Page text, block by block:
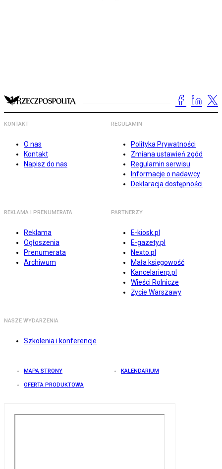
KONTAKT
O nas
Kontakt
Napisz do nas
REGULAMIN
Polityka Prywatności
Zmiana ustawień zgód
Regulamin serwisu
Informacje o nadawcy
Deklaracja dostępności
REKLAMA I PRENUMERATA
Reklama
Ogłoszenia
Prenumerata
Archiwum
PARTNERZY
E-kiosk.pl
E-gazety.pl
Nexto.pl
Mała księgowość
Kancelarierp.pl
Wieści Rolnicze
Życie Warszawy
NASZE WYDARZENIA
Szkolenia i konferencje
MAPA STRONY KALENDARIUM
OFERTA PRODUKTOWA